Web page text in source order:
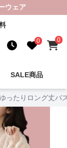
ウェア
0 0
SALE商品
ったりロング丈バ